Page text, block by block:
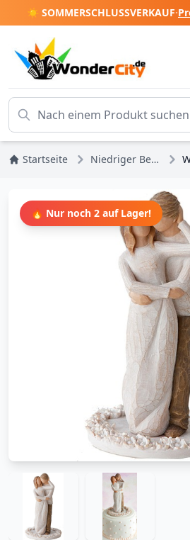
☀️ SOMMERSCHLUSSVERKAUF·
Startseite Niedriger Bestand
🔥 Nur noch 2 auf Lager!